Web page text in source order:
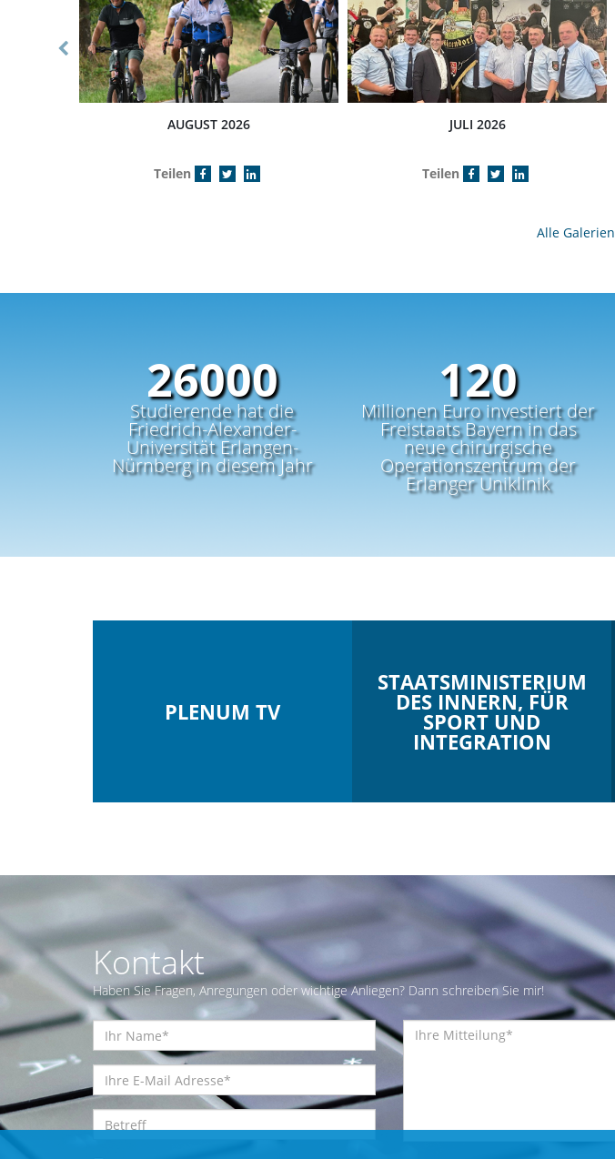
AUGUST 2026
Teilen
JULI 2026
Teilen
Alle
39000
Studierende hat die
Friedrich-Alexander-
Universität Erlangen-
Nürnberg in diesem Jahr
180
Millionen Euro investiert der
Freistaats Bayern in das
neue chirurgische
Operationszentrum der
Erlanger Uniklinik
PLENUM TV
STAATSMINISTERIUM
DES INNERN, FÜR
SPORT UND
INTEGRATION
Kontakt
Haben Sie Fragen, Anregungen oder wichtige Anliegen? Dann schreiben Sie mir!